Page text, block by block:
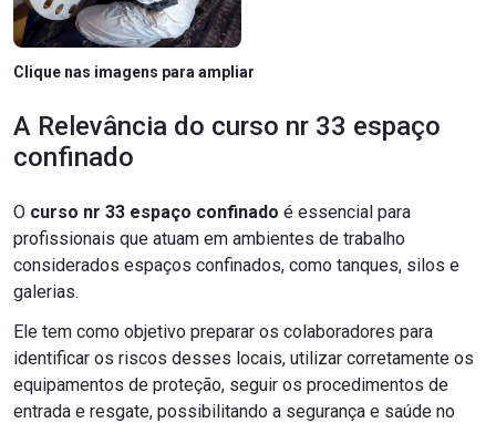
Clique nas imagens para ampliar
A Relevância do curso nr 33 espaço
confinado
O curso nr 33 espaço confinado é essencial para
profissionais que atuam em ambientes de trabalho
considerados espaços confinados, como tanques, silos e
galerias.
Ele tem como objetivo preparar os colaboradores para
identificar os riscos desses locais, utilizar corretamente os
equipamentos de proteção, seguir os procedimentos de
entrada e resgate, possibilitando a segurança e saúde no